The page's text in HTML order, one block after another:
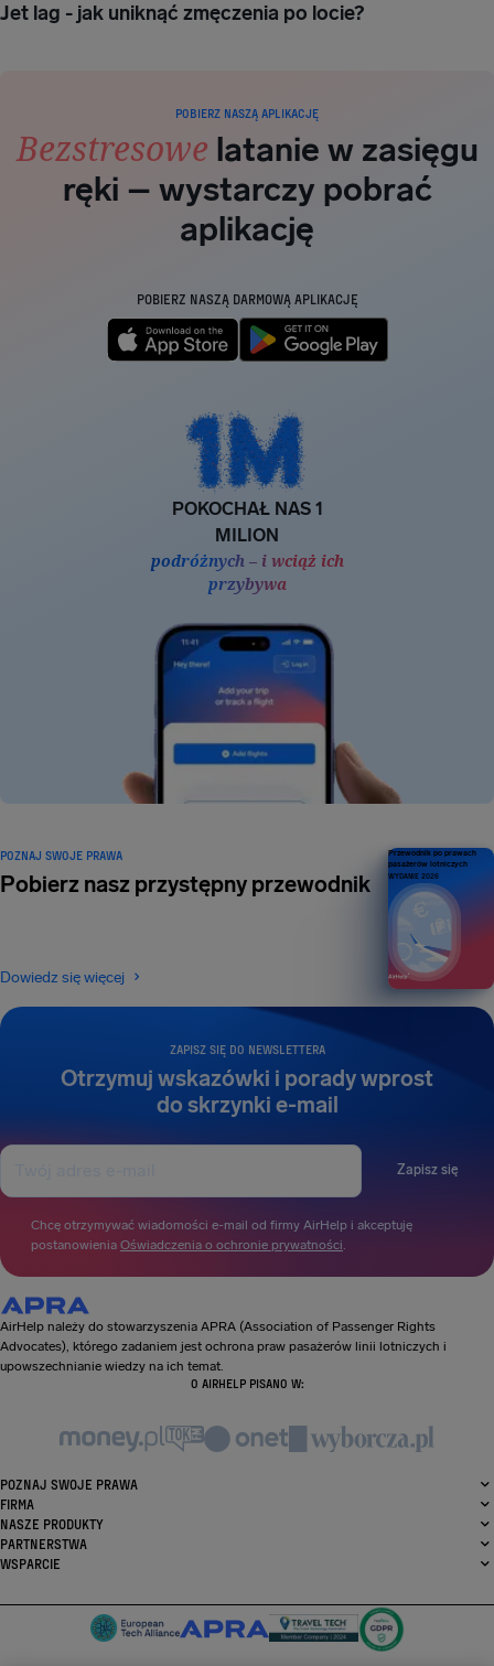
Jet lag - jak uniknąć zmęczenia po locie?
POBIERZ NASZĄ APLIKACJĘ
Bezstresowe latanie w zasięgu
ręki – wystarczy pobrać
aplikację
POBIERZ NASZĄ DARMOWĄ APLIKACJĘ
POKOCHAŁ NAS 1
MILION
podróżnych – i wciąż ich
przybywa
ZAPISZ SIĘ DO NEWSLETTERA
Otrzymuj wskazówki i porady wprost
do skrzynki e-mail
Zapisz się
Chcę otrzymywać wiadomości e-mail od firmy AirHelp i akceptuję
postanowienia Oświadczenia o ochronie prywatności
POZNAJ SWOJE PRAWA
Pobierz nasz przystępny przewodnik
Dowiedz się więcej
Przewodnik po prawach
pasażerów lotniczych
WYDANIE 2026
AirHelp należy do stowarzyszenia APRA (Association of Passenger Rights
Advocates), którego zadaniem jest ochrona praw pasażerów linii lotniczych i
upowszechnianie wiedzy na ich temat.
O AIRHELP PISANO W:
POZNAJ SWOJE PRAWA
FIRMA
NASZE PRODUKTY
PARTNERSTWA
WSPARCIE